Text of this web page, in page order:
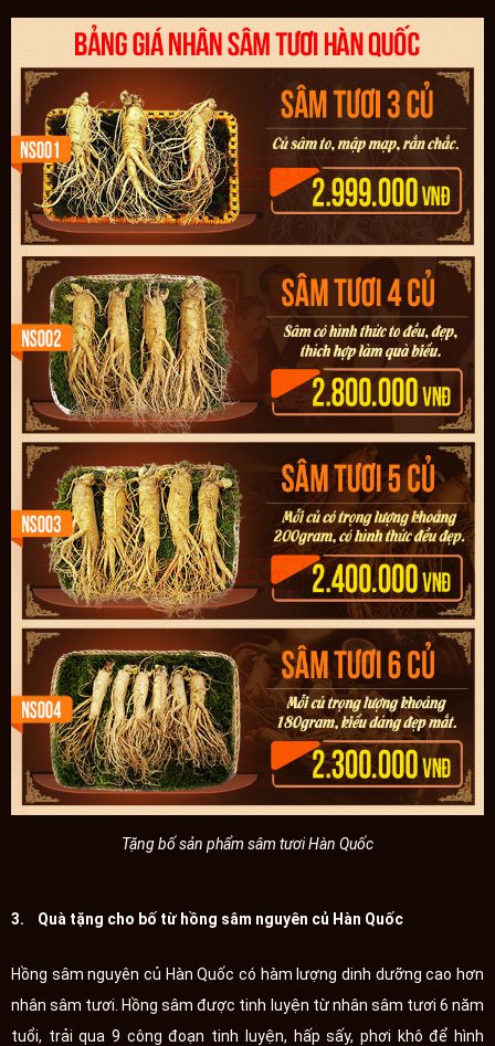
Tặng bố sản phẩm sâm tươi Hàn Quốc
3. Quà tặng cho bố từ hồng sâm nguyên củ Hàn Quốc
Hồng sâm nguyên củ Hàn Quốc có hàm lượng dinh dưỡng cao hơn
nhân sâm tươi. Hồng sâm được tinh luyện từ nhân sâm tươi 6 năm
tuổi, trải qua 9 công đoạn tinh luyện, hấp sấy, phơi khô để hình